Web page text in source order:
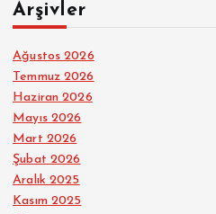
Arşivler
Ağustos 2026
Temmuz 2026
Haziran 2026
Mayıs 2026
Mart 2026
Şubat 2026
Aralık 2025
Kasım 2025